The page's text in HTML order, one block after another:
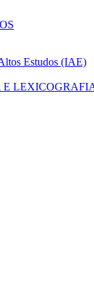
Estudos (IAE)